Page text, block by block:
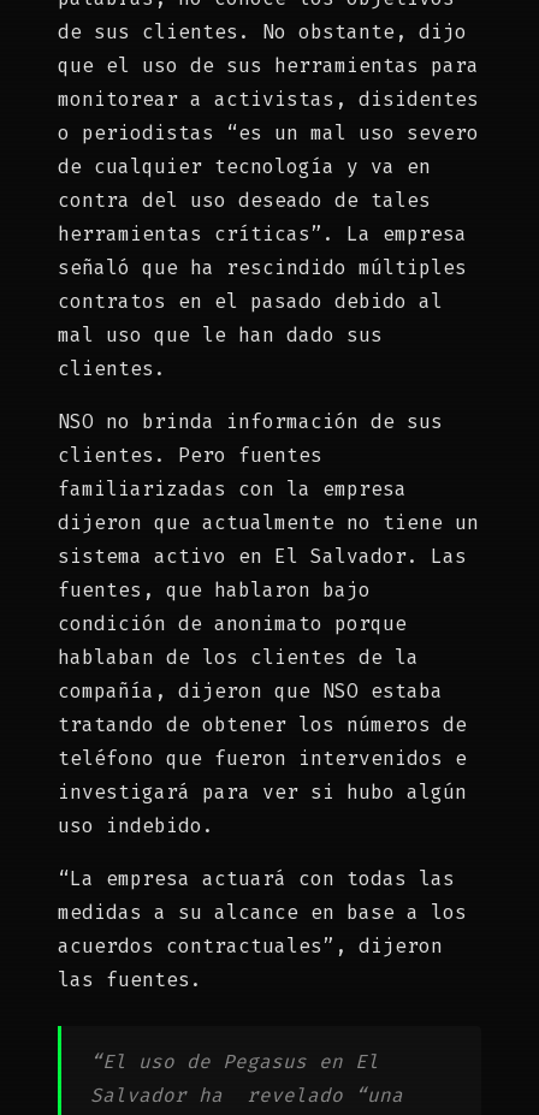
de sus clientes. No obstante, dijo
que el uso de sus herramientas para
monitorear a activistas, disidentes
o periodistas “es un mal uso severo
de cualquier tecnología y va en
contra del uso deseado de tales
herramientas críticas”. La empresa
señaló que ha rescindido múltiples
contratos en el pasado debido al
mal uso que le han dado sus
clientes.
NSO no brinda información de sus
clientes. Pero fuentes
familiarizadas con la empresa
dijeron que actualmente no tiene un
sistema activo en El Salvador. Las
fuentes, que hablaron bajo
condición de anonimato porque
hablaban de los clientes de la
compañía, dijeron que NSO estaba
tratando de obtener los números de
teléfono que fueron intervenidos e
investigará para ver si hubo algún
uso indebido.
“La empresa actuará con todas las
medidas a su alcance en base a los
acuerdos contractuales”, dijeron
las fuentes.
“El uso de Pegasus en El
Salvador ha revelado “una